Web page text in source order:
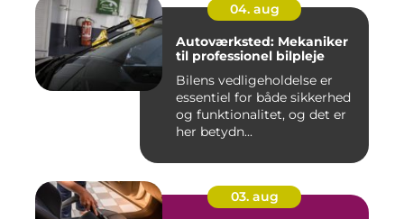
04. aug
Autoværksted: Mekaniker
til professionel bilpleje
Bilens vedligeholdelse er
essentiel for både sikkerhed
og funktionalitet, og det er
her betydn...
03. aug